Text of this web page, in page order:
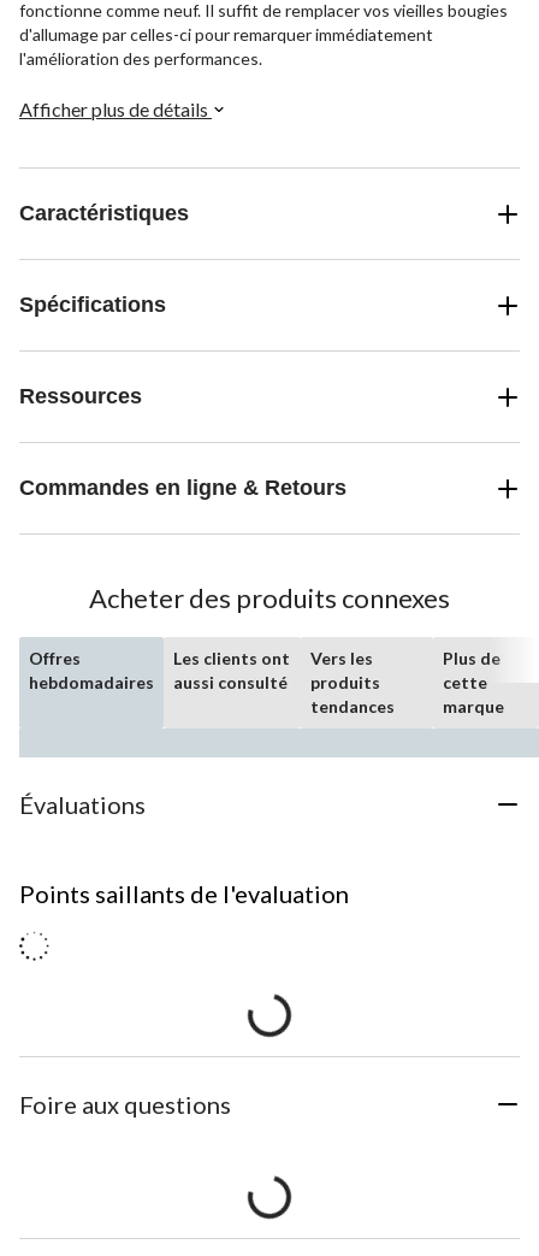
fonctionne comme neuf. Il suffit de remplacer vos vieilles bougies
d'allumage par celles-ci pour remarquer immédiatement
l'amélioration des performances.
Afficher plus de détails
Caractéristiques
Spécifications
Ressources
Commandes en ligne & Retours
Acheter des produits connexes
Offres
hebdomadaires
Les clients ont
aussi consulté
Vers les
produits
tendances
Plus de
cette
marque
Évaluations
Points saillants de l'evaluation
Foire aux questions